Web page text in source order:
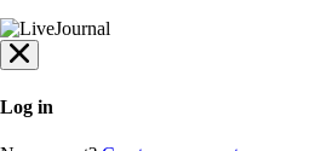
Log in